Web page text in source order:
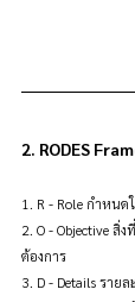
2. RODES
1. R - Role กำหนด
2. O - Objective
ต้องการ
3. D - Details ราย